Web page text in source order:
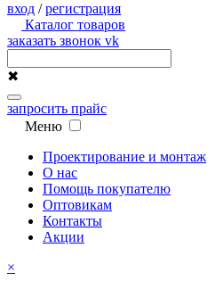
вход /регистрация
Каталог товаров
заказать звонок vk
✖
запросить прайс
Меню
Проектирование и монтаж
О нас
Помощь покупателю
Оптовикам
Контакты
Акции
×